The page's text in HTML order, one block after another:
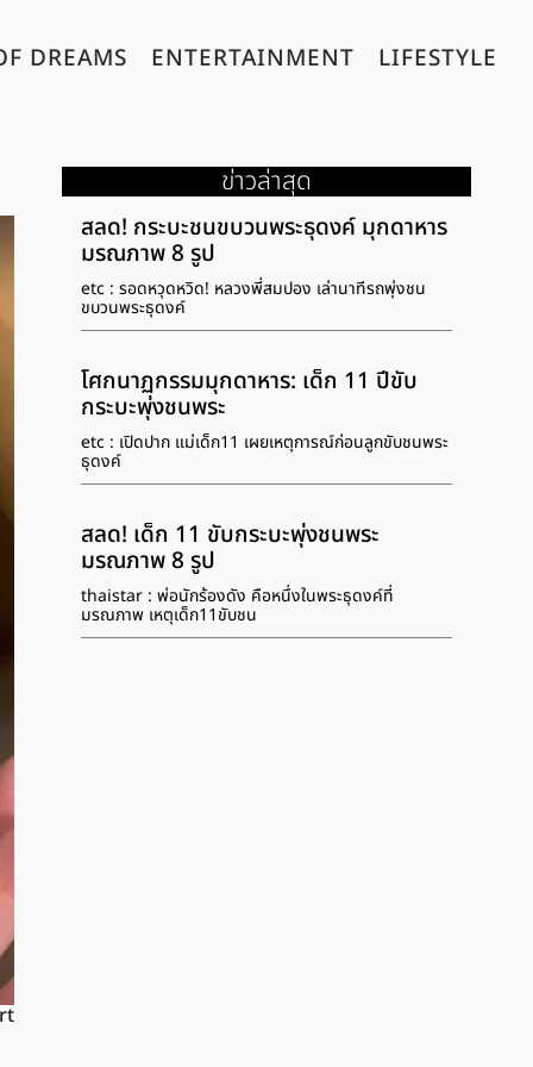
DREAMS ENTERTAINMENT LIFESTYLE
ข่าวล่าสุด
สลด! กระบะชนขบวนพระธุดงค์ มุกดาหาร
มรณภาพ 8 รูป
etc : รอดหวุดหวิด! หลวงพี่สมปอง เล่านาทีรถพุ่งชน
ขบวนพระธุดงค์
โศกนาฏกรรมมุกดาหาร: เด็ก 11 ปีขับ
กระบะพุ่งชนพระ
etc : เปิดปาก แม่เด็ก11 เผยเหตุการณ์ก่อนลูกขับชนพระ
ธุดงค์
สลด! เด็ก 11 ขับกระบะพุ่งชนพระ
มรณภาพ 8 รูป
thaistar : พ่อนักร้องดัง คือหนึ่งในพระธุดงค์ที่
มรณภาพ เหตุเด็ก11ขับชน